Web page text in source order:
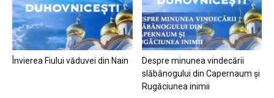
Învierea Fiului văduvei din Nain
Despre minunea vindecării
slăbănogului din Capernaum și
Rugăciunea inimii